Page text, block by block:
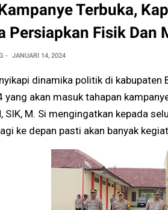
Terbuka,
Persiapkan Fisik Dan
JANUARI 14, 2024
dinamika politik di
yang akan masuk tahapan
SIK, M. Si mengingatkan kepada
ke depan pasti akan banyak